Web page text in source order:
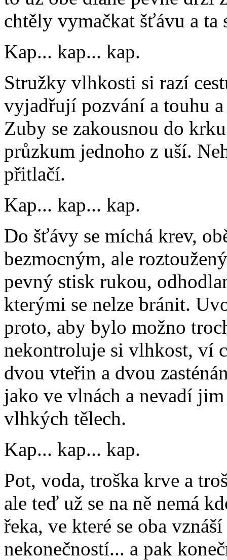
chtěly vymačkat šťávu a ta
Kap... kap... kap.
Stružky vlhkosti si razí
vyjadřují pozvání a touhu
Zuby se zakousnou do
průzkum jednoho z uší.
přitlačí.
Kap... kap... kap.
Do šťávy se míchá krev,
bezmocným, ale
pevný stisk rukou,
kterými se nelze bránit.
proto, aby bylo možno
nekontroluje si vlhkost, ví
dvou vteřin a dvou
jako ve vlnách a nevadí
vlhkých tělech.
Kap... kap... kap.
Pot, voda, troška krve a
ale teď už se na ně nemá
řeka, ve které se oba
nekonečností... a pak